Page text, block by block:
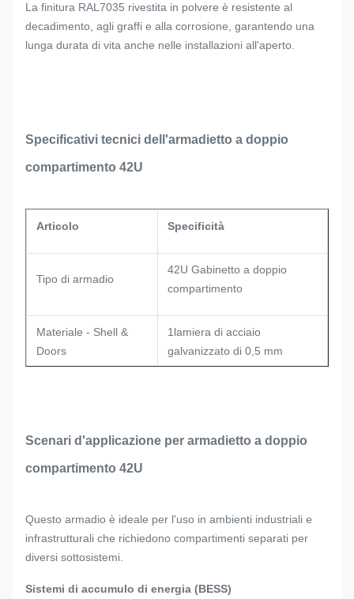
La finitura RAL7035 rivestita in polvere è resistente al
decadimento, agli graffi e alla corrosione, garantendo una
lunga durata di vita anche nelle installazioni all'aperto.
Specificativi tecnici dell'armadietto a doppio
compartimento 42U
Articolo Specificità
Tipo di armadio
42U Gabinetto a doppio
compartimento
Materiale - Shell &
Doors
1lamiera di acciaio
galvanizzato di 0,5 mm
rivestito in polvere
Scenari d'applicazione per armadietto a doppio
compartimento 42U
Questo armadio è ideale per l'uso in ambienti industriali e
infrastrutturali che richiedono compartimenti separati per
diversi sottosistemi.
Sistemi di accumulo di energia (BESS)